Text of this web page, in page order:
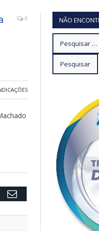
0
Email
NÃO